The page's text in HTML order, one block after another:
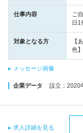
仕事内容
ご
日
対象となる方
【
色
メッセージ画像
企業データ 設立：2020
求人詳細を見る